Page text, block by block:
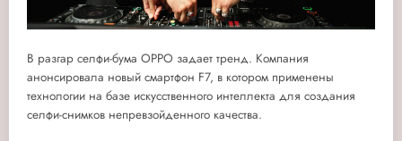
В разгар селфи-бума OPPO задает тренд. Компания
анонсировала новый смартфон F7, в котором применены
технологии на базе искусственного интеллекта для создания
селфи-снимков непревзойденного качества.